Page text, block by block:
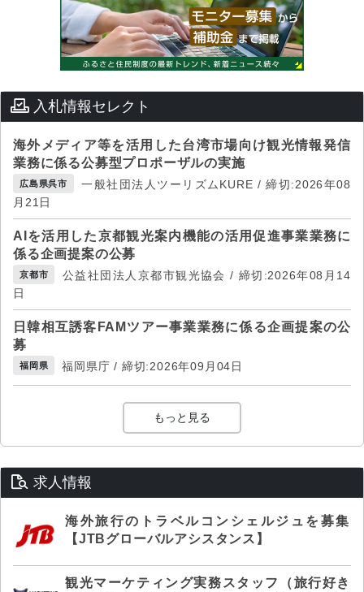
入札情報セレクト
海外メディア等を活用した台湾市場向け観光情報発信
業務に係る公募型プロポーザルの実施
広島県呉市
一般社団法人ツーリズムKURE / 締切:2026年08
月21日
AIを活用した京都観光案内機能の活用促進事業業務に
係る企画提案の公募
京都市
公益社団法人京都市観光協会 / 締切:2026年08月14
日
日韓相互誘客FAMツアー事業業務に係る企画提案の公
募
福岡県 福岡県庁 / 締切:2026年09月04日
もっと見る
求人情報
海外旅行のトラベルコンシェルジュを募集
【JTBグローバルアシスタンス】
観光マーケティング実務スタッフ（旅行好き